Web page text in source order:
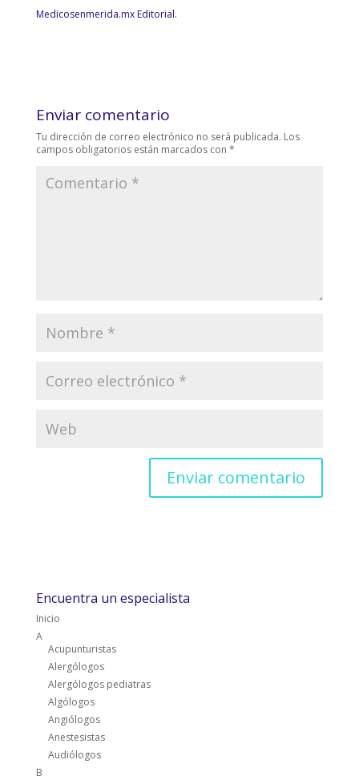
Medicosenmerida.mx Editorial.
Enviar comentario
Tu dirección de correo electrónico no será publicada. Los
campos obligatorios están marcados con *
Encuentra un especialista
Inicio
A
Acupunturistas
Alergólogos
Alergólogos pediatras
Algólogos
Angiólogos
Anestesistas
Audiólogos
B